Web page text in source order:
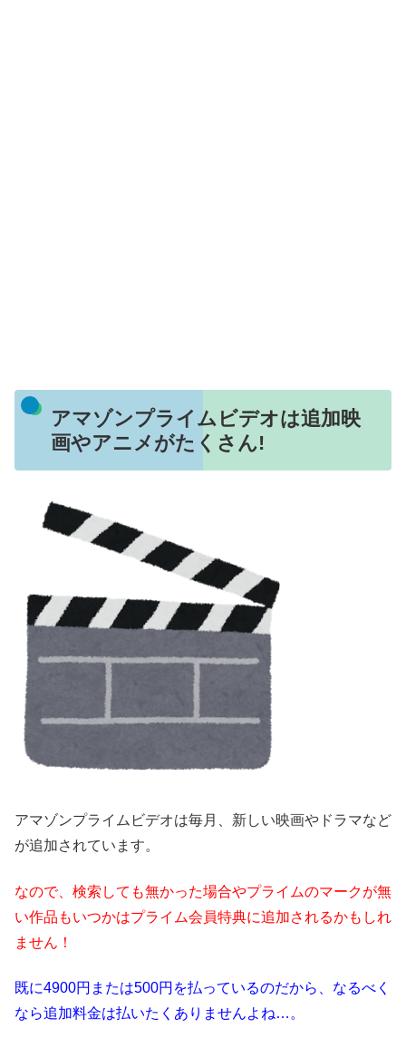
アマゾンプライムビデオは追加映
画やアニメがたくさん!
アマゾンプライムビデオは毎月、新しい映画やドラマなど
が追加されています。
なので、検索しても無かった場合やプライムのマークが無
い作品もいつかはプライム会員特典に追加されるかもしれ
ません！
既に4900円または500円を払っているのだから、なるべく
なら追加料金は払いたくありませんよね…。